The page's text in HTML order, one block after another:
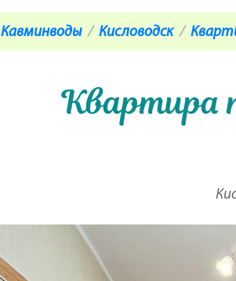
Кавминводы Кисловодск
Квартира